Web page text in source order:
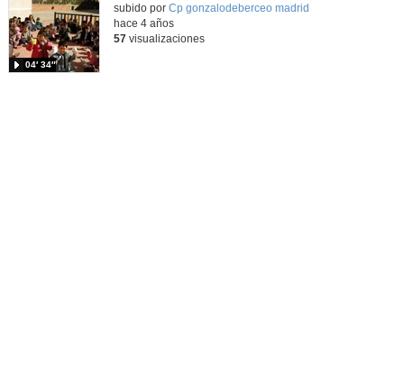
Contenido educativo.
subido por Cp gonzalodeberceo madrid
04′ 34″
hace 4 años
57visualizaciones